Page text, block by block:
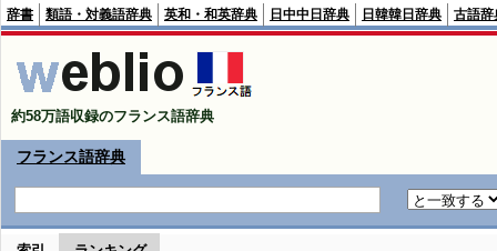
辞書 類語・対義語辞典 英和・和英辞典 日中中日辞典 日韓韓日辞典 古語辞
約58万語収録のフランス語辞典
フランス語辞典